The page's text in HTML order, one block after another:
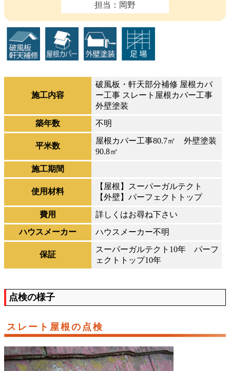
担当：岡野
施工内容
破風板・軒天部分補修 屋根カバ
ー工事 スレート屋根カバー工事
外壁塗装
築年数
不明
平米数
屋根カバー工事80.7㎡ 外壁塗装
90.8㎡
施工期間
使用材料
【屋根】スーパーガルテクト
【外壁】パーフェクトトップ
費用
詳しくはお尋ね下さい
ハウスメーカー
ハウスメーカー不明
保証
スーパーガルテクト10年 パーフ
ェクトトップ10年
点検の様子
スレート屋根の点検